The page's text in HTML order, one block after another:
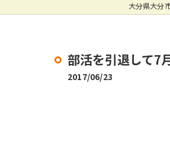
大分県大分
部活を引退して7
2017/06/23